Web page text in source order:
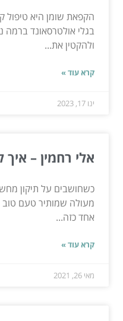
הקפאת שומן היא
בגלי אולטרסאונד ברמה
ולהקטין את...
קרא עוד »
ינו 17, 2023
אלי רחמין –
כשחושבים על תיקון
מעולה שמותיר טעם טוב
אחד כזה...
קרא עוד »
מאי 26, 2021